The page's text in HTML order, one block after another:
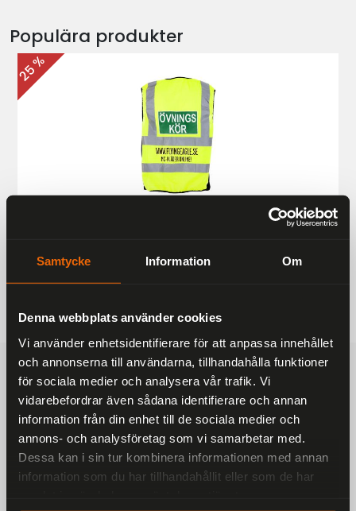
Samtycke Information Om
Denna webbplats använder cookies
Vi använder enhetsidentifierare för att anpassa innehållet
och annonserna till användarna, tillhandahålla funktioner
för sociala medier och analysera vår trafik. Vi
vidarebefordrar även sådana identifierare och annan
information från din enhet till de sociala medier och
annons- och analysföretag som vi samarbetar med.
Dessa kan i sin tur kombinera informationen med annan
information som du har tillhandahållit eller som de har
Populära produkter
25 %
187 kr
249 kr
FRAKTFRITT
På alla ordrar över 2000 kr
1-3 DAGAR LEVERANS
Inom Sverige med DHL
SÄKRA BETALNINGAR
Betalkort, Klarna eller Swish